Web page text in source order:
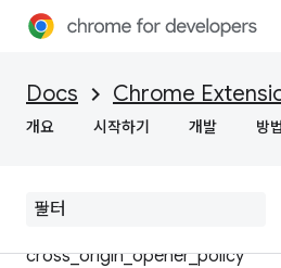
Docs Chrome
개요 시작하기 개발 방법
content
cross_origin_opener_policy